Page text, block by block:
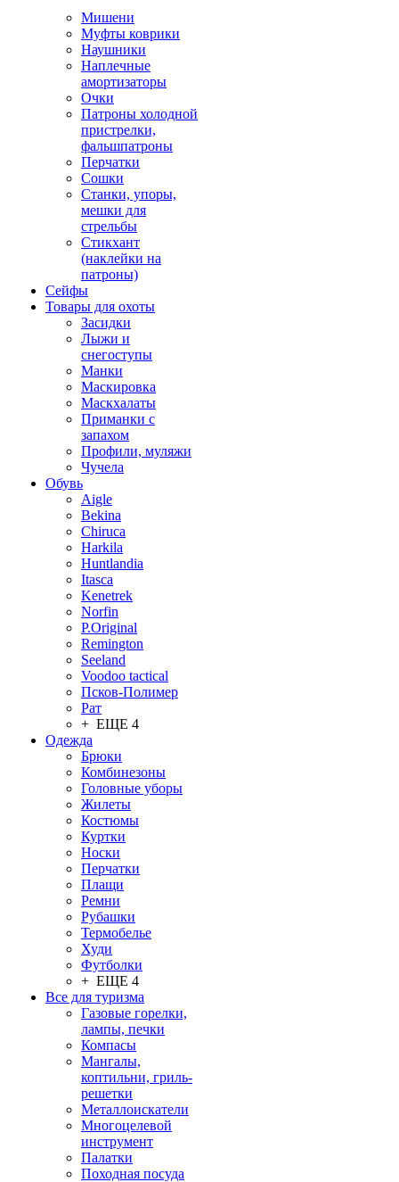
Мишени
Муфты коврики
Наушники
Наплечные
амортизаторы
Очки
Патроны холодной
пристрелки,
фальшпатроны
Перчатки
Сошки
Станки, упоры,
мешки для
стрельбы
Стикхант
(наклейки на
патроны)
Сейфы
Товары для охоты
Засидки
Лыжи и
снегоступы
Манки
Маскировка
Маскхалаты
Приманки с
запахом
Профили, муляжи
Чучела
Обувь
Aigle
Bekina
Chiruсa
Harkila
Huntlandia
Itasca
Kenetrek
Norfin
P.Original
Remington
Seeland
Voodoo tactical
Псков-Полимер
Рат
+ ЕЩЕ 4
Одежда
Брюки
Комбинезоны
Головные уборы
Жилеты
Костюмы
Куртки
Носки
Перчатки
Плащи
Ремни
Рубашки
Термобелье
Худи
Футболки
+ ЕЩЕ 4
Все для туризма
Газовые горелки,
лампы, печки
Компасы
Мангалы,
коптильни, гриль-
решетки
Металлоискатели
Многоцелевой
инструмент
Палатки
Походная посуда